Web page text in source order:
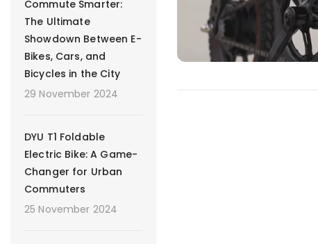
Commute Smarter:
The Ultimate
Showdown Between E-
Bikes, Cars, and
Bicycles in the City
29 November 2024
DYU T1 Foldable
Electric Bike: A Game-
Changer for Urban
Commuters
25 November 2024